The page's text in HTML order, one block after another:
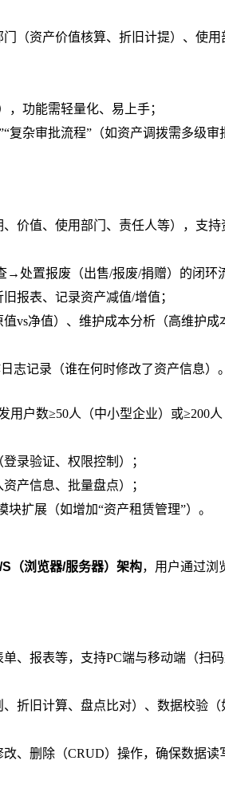
（资产价值核算、折旧计提）、使用
，功能需轻量化、易上手；
复杂审批流程”（如资产调拨需多级审
价值、使用部门、责任人等），支持
置报废（出售/报废/捐赠）的闭环
报表、记录资产减值/增值；
vs净值）、维护成本分析（高维护成
志记录（谁在何时修改了资产信息）。
用户数≥50人（中小型企业）或≥200
录验证、权限控制）；
产信息、批量盘点）；
扩展（如增加“资产租赁管理”）。
S（浏览器/服务器）架构，用户通过浏
、报表等，支持PC端与移动端（扫码
折旧计算、盘点比对）、数据校验（
、删除（CRUD）操作，确保数据读